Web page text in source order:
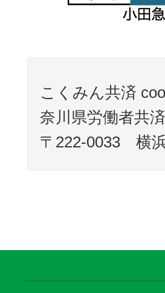
こくみん共済
奈川県労働者共
〒222-0033 横